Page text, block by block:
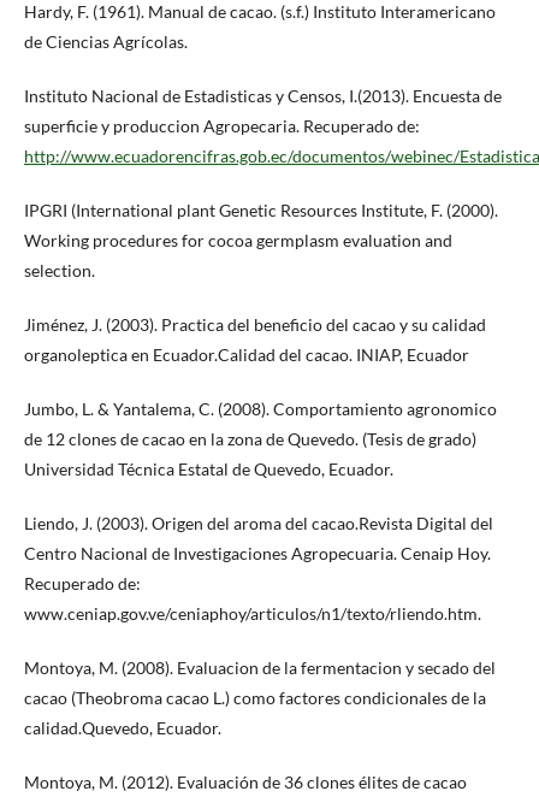
Hardy, F. (1961). Manual de cacao. (s.f.) Instituto Interamericano
de Ciencias Agrícolas.
Instituto Nacional de Estadisticas y Censos, I.(2013). Encuesta de
superficie y produccion Agropecaria. Recuperado de:
http://www.ecuadorencifras.gob.ec/documentos/webinec/
IPGRI (International plant Genetic Resources Institute, F. (2000).
Working procedures for cocoa germplasm evaluation and
selection.
Jiménez, J. (2003). Practica del beneficio del cacao y su calidad
organoleptica en Ecuador.Calidad del cacao. INIAP, Ecuador
Jumbo, L. & Yantalema, C. (2008). Comportamiento agronomico
de 12 clones de cacao en la zona de Quevedo. (Tesis de grado)
Universidad Técnica Estatal de Quevedo, Ecuador.
Liendo, J. (2003). Origen del aroma del cacao.Revista Digital del
Centro Nacional de Investigaciones Agropecuaria. Cenaip Hoy.
Recuperado de:
www.ceniap.gov.ve/ceniaphoy/articulos/n1/texto/rliendo.htm.
Montoya, M. (2008). Evaluacion de la fermentacion y secado del
cacao (Theobroma cacao L.) como factores condicionales de la
calidad.Quevedo, Ecuador.
Montoya, M. (2012). Evaluación de 36 clones élites de cacao